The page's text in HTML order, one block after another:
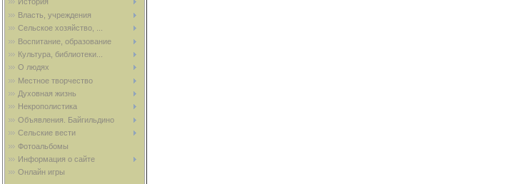
Власть, учреждения
Сельское хозяйство, ...
Воспитание, образование
Культура, библиотеки...
О людях
Местное творчество
Духовная жизнь
Некрополистика
Объявления. Байгильдино
Сельские вести
Фотоальбомы
Информация о сайте
Онлайн игры